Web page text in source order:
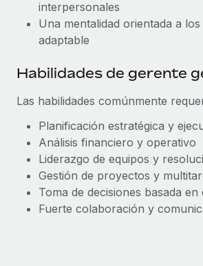
interpersonales
Una mentalidad orientada a
adaptable
Habilidades de gerente
Las habilidades comúnmente
Planificación estratégica y
Análisis financiero y operativo
Liderazgo de equipos y
Gestión de proyectos y
Toma de decisiones basada en
Fuerte colaboración y